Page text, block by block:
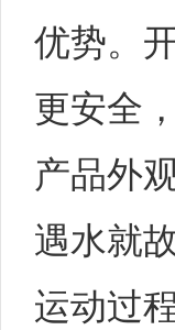
优势。
更安全
产品外
遇水就
运动过